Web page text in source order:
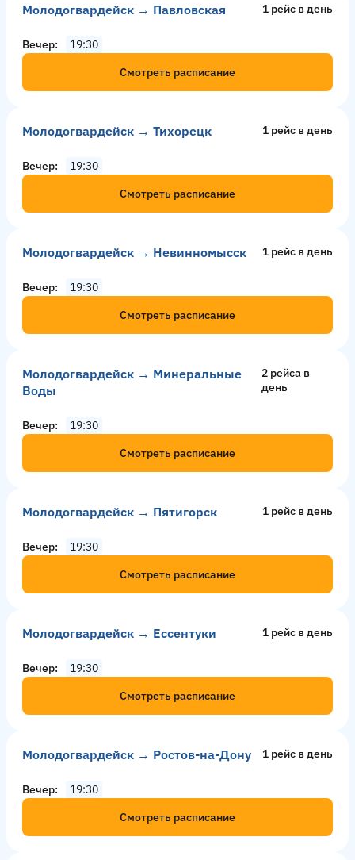
Молодогвардейск → Павловская 1 рейс в день
Вечер
19:30
Смотреть расписание
Молодогвардейск → Тихорецк 1 рейс в день
Вечер
19:30
Смотреть расписание
Молодогвардейск → Невинномысск 1 рейс в день
Вечер
19:30
Смотреть расписание
Молодогвардейск → Минеральные
Воды
2 рейсa в
день
Вечер
19:30
Смотреть расписание
Молодогвардейск → Пятигорск 1 рейс в день
Вечер
19:30
Смотреть расписание
Молодогвардейск → Ессентуки 1 рейс в день
Вечер
19:30
Смотреть расписание
Молодогвардейск → Ростов-на-Дону 1 рейс в день
Вечер
19:30
Смотреть расписание